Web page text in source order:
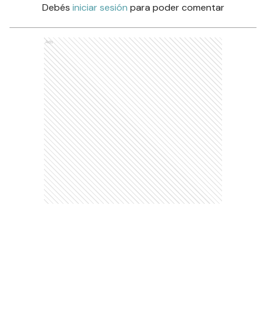
Debés iniciar sesión para poder comentar
Ads